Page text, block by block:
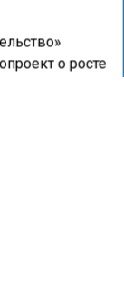
о росте